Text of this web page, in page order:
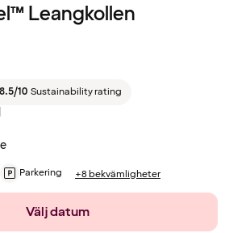
Leangkollen
8.5/10 Sustainability rating
Parkering +8 bekvämligheter
Välj datum